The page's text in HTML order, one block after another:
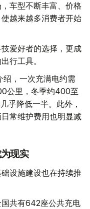
车型不断丰富、价格
越来越多消费者开始
爱好者的选择，更成
行工具。
绍，一次充满电约需
公里，冬季约400至
乎降低一半。此外，
常维护费用也明显减
现实
设施建设也在持续推
共有642座公共充电